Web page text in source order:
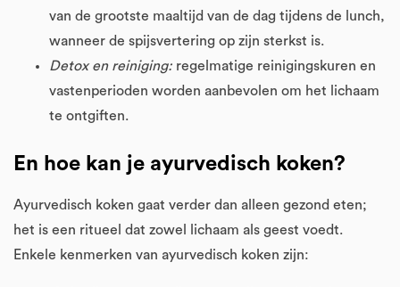
van de grootste maaltijd van de dag tijdens de lunch,
wanneer de spijsvertering op zijn sterkst is.
Detox en reiniging: regelmatige reinigingskuren en
vastenperioden worden aanbevolen om het lichaam
te ontgiften.
En hoe kan je ayurvedisch koken?
Ayurvedisch koken gaat verder dan alleen gezond eten;
het is een ritueel dat zowel lichaam als geest voedt.
Enkele kenmerken van ayurvedisch koken zijn: